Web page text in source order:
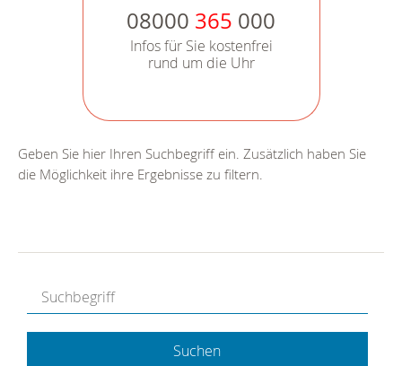
08000 365 000
Infos für Sie kostenfrei
rund um die Uhr
Geben Sie hier Ihren Suchbegriff ein. Zusätzlich haben Sie
die Möglichkeit ihre Ergebnisse zu filtern.
Suchen